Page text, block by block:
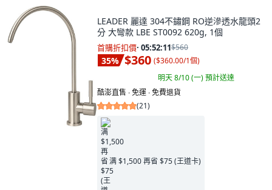
LEADER 麗達 304不鏽鋼 RO逆滲透水龍頭2
分 大彎款 LBE ST0092 620g, 1個
首購折扣價· 05:52:09$560
35% $360 ($360.00/1個)
明天 8/10 (一)預計送達
酷澎直售 ∙ 免運 ∙ 免費退貨
(21)
满 $1,500 再省 $75 (王道卡)